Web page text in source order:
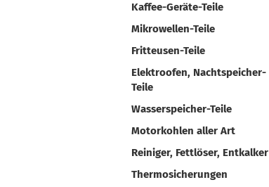
Kaffee-Geräte-Teile
Mikrowellen-Teile
Fritteusen-Teile
Elektroofen, Nachtspeicher-
Teile
Wasserspeicher-Teile
Motorkohlen aller Art
Reiniger, Fettlöser, Entkalker
Thermosicherungen